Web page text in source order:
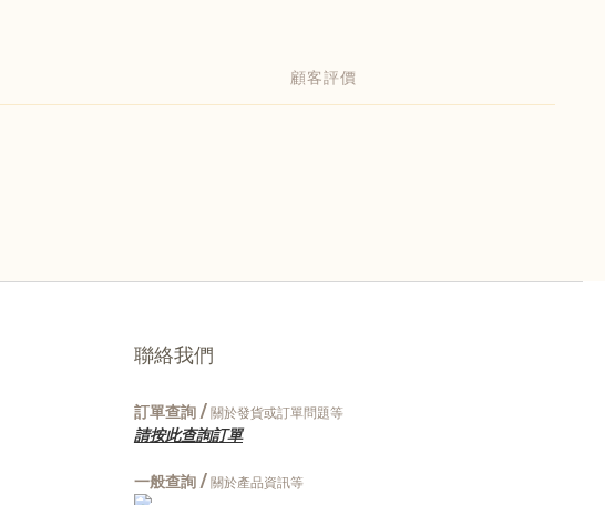
顧客評價
聯絡我們
訂單查詢 / 關於發貨或訂單問題等
請按此查詢訂單
一般查詢 / 關於產品資訊等